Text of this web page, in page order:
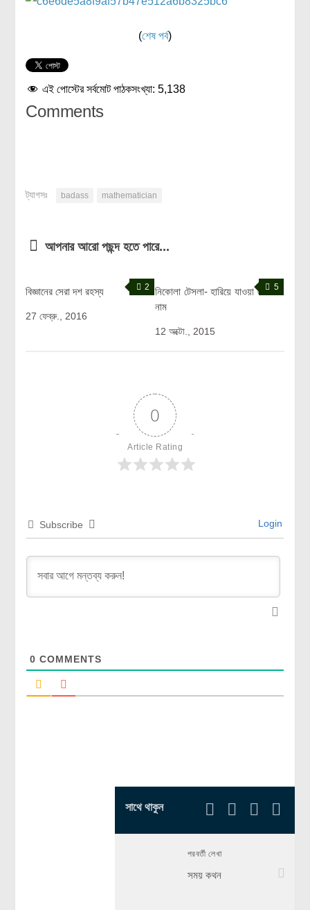
(শেষ পর্ব)
এই পোস্টের সর্বমোট পাঠকসংখ্যা:5,138
Comments
ট্যাগসঃ badass mathematician
আপনার আরো পছন্দ হতে পারে...
2
বিজ্ঞানের সেরা দশ রহস্য
27 ফেব্রু., 2016
5
নিকোলা টেসলা- হারিয়ে যাওয়া এক
নাম
12 অক্টো., 2015
0
Article Rating
Subscribe Login
0 COMMENTS
সাথে থাকুন
পরবর্তী লেখা
সময় কথন